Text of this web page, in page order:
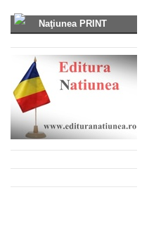
Naţiunea PRINT